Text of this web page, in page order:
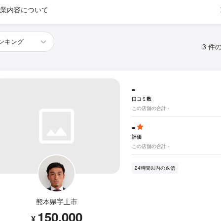
内容について
3 件
熊本県宇土市
150,000
-
口コミ数
この店舗の合計 -
-
評価
この店舗の合計 -
24時間以内の返信